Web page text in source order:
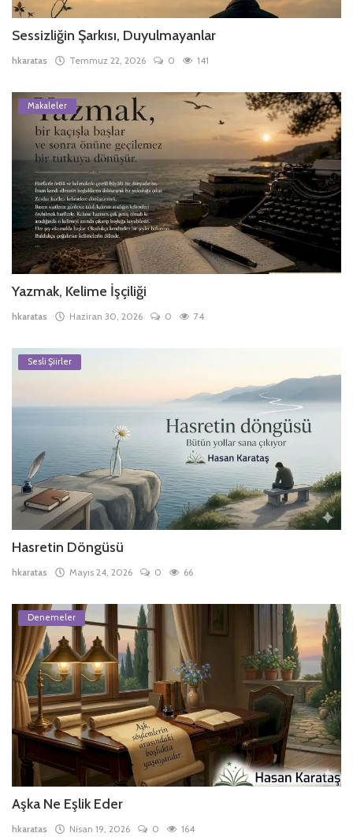
Sessizliğin Şarkısı, Duyulmayanlar
hkaratas Temmuz 22, 2026 0 141
Makaleler
Yazmak, Kelime İşçiliği
hkaratas Haziran 30, 2026 0 74
Sesli Şiirler
Hasretin Döngüsü
hkaratas Mayıs 24, 2026 0 66
Denemeler
Aşka Ne Eşlik Eder
hkaratas Nisan 19, 2026 0 164